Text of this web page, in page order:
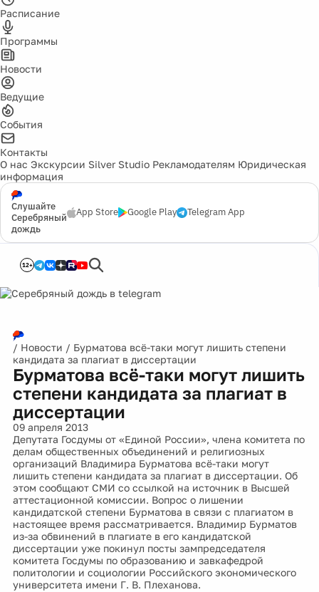
Расписание
Программы
Новости
Ведущие
События
Контакты
О нас Экскурсии Silver Studio Рекламодателям Юридическая
информация
Слушайте
Серебряный
дождь
App Store Google Play Telegram App
12+
/ Новости / Бурматова всё-таки могут лишить степени
кандидата за плагиат в диссертации
Бурматова всё-таки могут лишить
степени кандидата за плагиат в
диссертации
09 апреля 2013
Депутата Госдумы от «Единой России», члена комитета по
делам общественных объединений и религиозных
организаций Владимира Бурматова всё-таки могут
лишить степени кандидата за плагиат в диссертации. Об
этом сообщают СМИ со ссылкой на источник в Высшей
аттестационной комиссии. Вопрос о лишении
кандидатской степени Бурматова в связи с плагиатом в
настоящее время рассматривается. Владимир Бурматов
из-за обвинений в плагиате в его кандидатской
диссертации уже покинул посты зампредседателя
комитета Госдумы по образованию и завкафедрой
политологии и социологии Российского экономического
университета имени Г. В. Плеханова.